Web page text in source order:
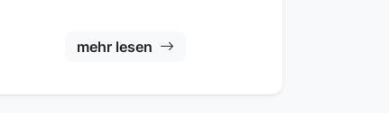
mehr lesen